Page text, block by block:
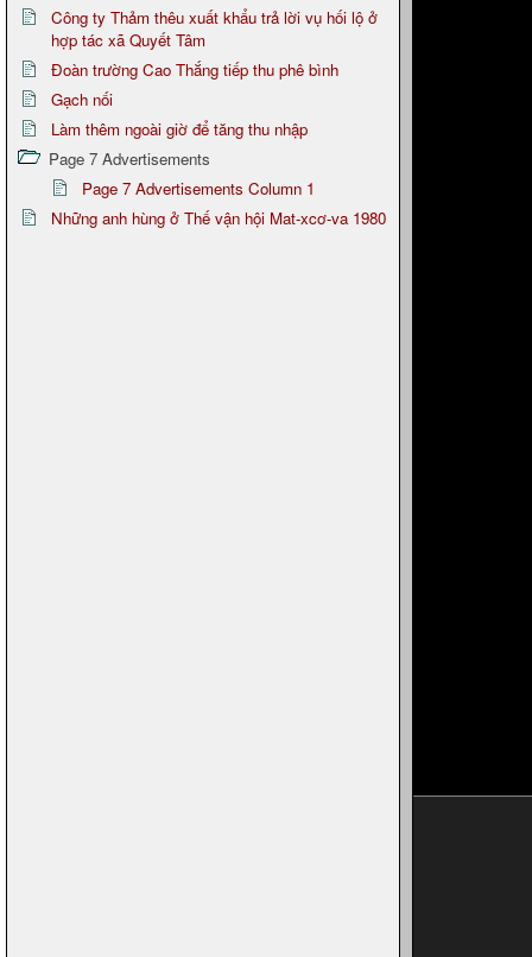
Công ty Thảm thêu xuất khẩu trả lời vụ hối lộ ở
hợp tác xã Quyết Tâm
Đoàn trường Cao Thắng tiếp thu phê bình
Gạch nối
Làm thêm ngoài giờ để tăng thu nhập
Page 7 Advertisements
Page 7 Advertisements Column 1
Những anh hùng ở Thế vận hội Mat-xcơ-va 1980